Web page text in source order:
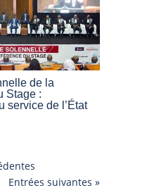
de la
Stage :
service de l’État
Entrées suivantes »